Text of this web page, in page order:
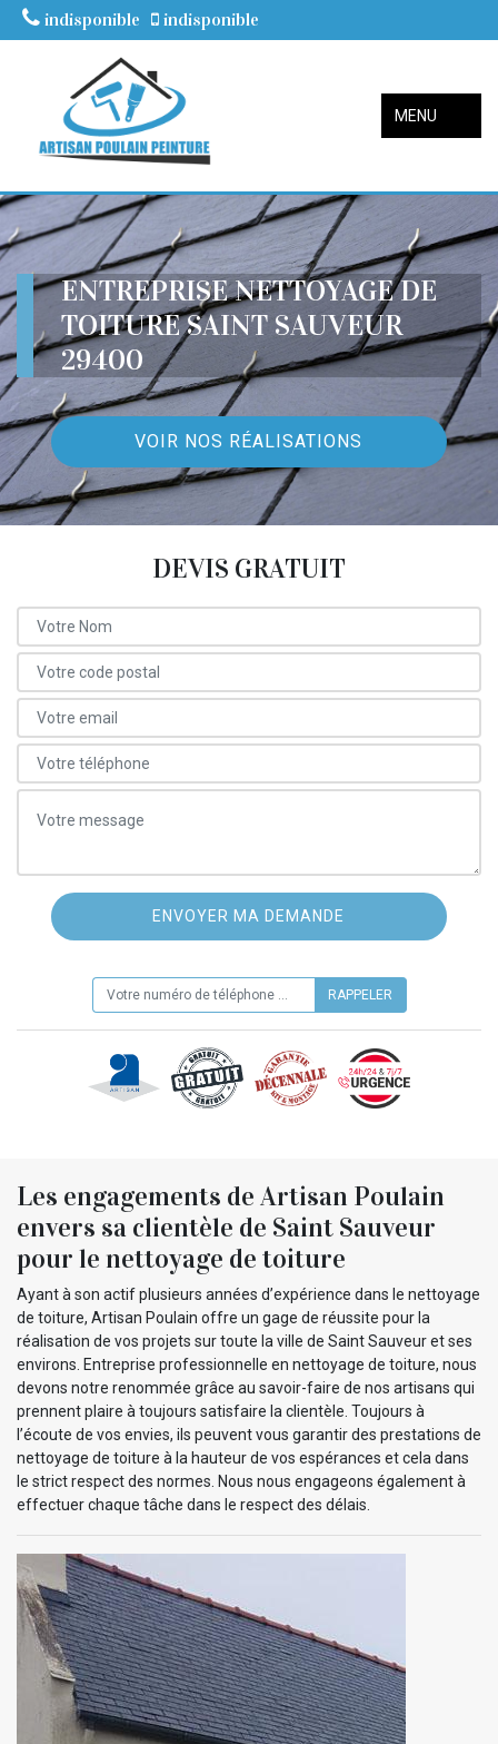
indisponible indisponible
MENU
ENTREPRISE NETTOYAGE DE
TOITURE SAINT SAUVEUR
29400
VOIR NOS RÉALISATIONS
DEVIS GRATUIT
Les engagements de Artisan Poulain
envers sa clientèle de Saint Sauveur
pour le nettoyage de toiture
Ayant à son actif plusieurs années d’expérience dans le nettoyage
de toiture, Artisan Poulain offre un gage de réussite pour la
réalisation de vos projets sur toute la ville de Saint Sauveur et ses
environs. Entreprise professionnelle en nettoyage de toiture, nous
devons notre renommée grâce au savoir-faire de nos artisans qui
prennent plaire à toujours satisfaire la clientèle. Toujours à
l’écoute de vos envies, ils peuvent vous garantir des prestations de
nettoyage de toiture à la hauteur de vos espérances et cela dans
le strict respect des normes. Nous nous engageons également à
effectuer chaque tâche dans le respect des délais.